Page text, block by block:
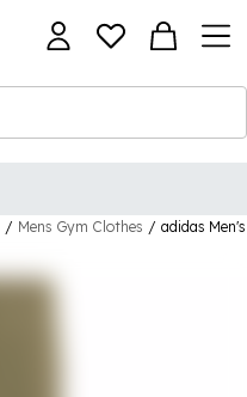
/ Mens Gym Clothes / adidas